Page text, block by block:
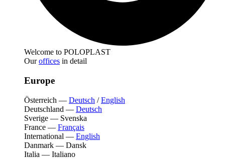
Welcome to POLOPLAST
Ouroffices in detail
Europe
Österreich — Deutsch /English
Deutschland — Deutsch
Sverige — Svenska
France — Français
International — English
Danmark — Dansk
Italia — Italiano